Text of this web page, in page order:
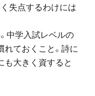
失点するわけには
中学入試レベルの
れておくこと。詩に
も大きく資すると